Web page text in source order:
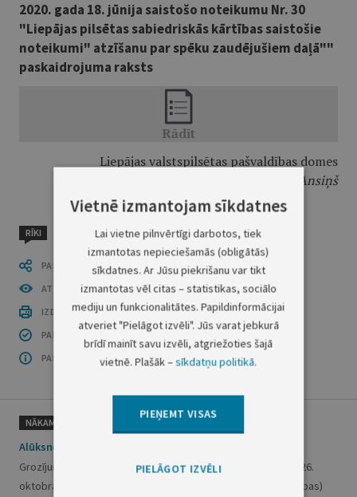
2020. gada 18. jūnija saistošo noteikumu Nr. 30
"Liepājas pilsētas sabiedriskās kārtības saistošie
noteikumi" atzīšanu par spēku zaudējušiem daļā""
paskaidrojuma raksts
Liepājas valstspilsētas pašvaldības domes
G. Ansiņš
RĪKI
PASTĀSTI CITIEM
ATVĒRT PUBLIKĀCIJU (PDF)
IZDRUKĀT PUBLIKĀCIJU
PAR INFORMĀCIJAS DROŠĪBU
PAR ŠO GRUPU
NĀKAMAIS
Alūksnes novada domes saistošie noteikumi Nr. 34/2024
Grozījums Alūksnes novada pašvaldības domes 2023. gada 26.
oktobra saistošajos noteikumos Nr. 30/2023 "Par mājas (istabas)
Vietnē izmantojam sīkdatnes
Lai vietne pilnvērtīgi darbotos, tiek
izmantotas nepieciešamās (obligātās)
sīkdatnes. Ar Jūsu piekrišanu var tikt
izmantotas vēl citas – statistikas, sociālo
mediju un funkcionalitātes. Papildinformācijai
atveriet "Pielāgot izvēli". Jūs varat jebkurā
brīdī mainīt savu izvēli, atgriežoties šajā
vietnē. Plašāk –sīkdatņu politikā.
PIEŅEMT VISAS
PIELĀGOT IZVĒLI